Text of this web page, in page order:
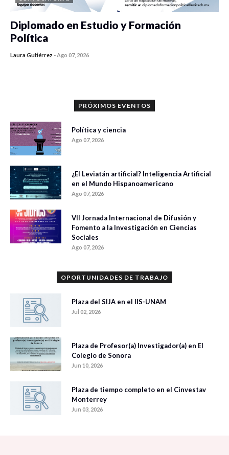
Diplomado en Estudio y Formación
Política
Laura Gutiérrez -Ago 07, 2026
PRÓXIMOS EVENTOS
Política y ciencia
Ago 07, 2026
¿El Leviatán artificial? Inteligencia Artificial
en el Mundo Hispanoamericano
Ago 07, 2026
VII Jornada Internacional de Difusión y
Fomento a la Investigación en Ciencias
Sociales
Ago 07, 2026
OPORTUNIDADES DE TRABAJO
Plaza del SIJA en el IIS-UNAM
Jul 02, 2026
Plaza de Profesor(a) Investigador(a) en El
Colegio de Sonora
Jun 10, 2026
Plaza de tiempo completo en el Cinvestav
Monterrey
Jun 03, 2026